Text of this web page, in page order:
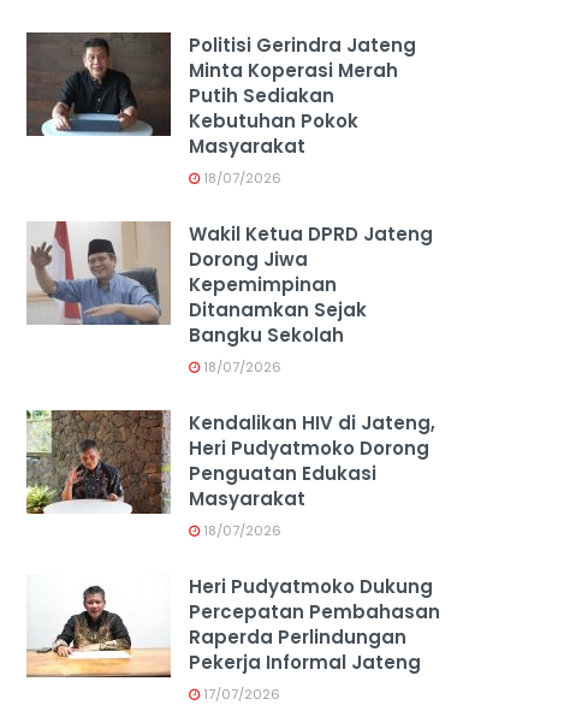
Politisi Gerindra Jateng
Minta Koperasi Merah
Putih Sediakan
Kebutuhan Pokok
Masyarakat
18/07/2026
Wakil Ketua DPRD Jateng
Dorong Jiwa
Kepemimpinan
Ditanamkan Sejak
Bangku Sekolah
18/07/2026
Kendalikan HIV di Jateng,
Heri Pudyatmoko Dorong
Penguatan Edukasi
Masyarakat
18/07/2026
Heri Pudyatmoko Dukung
Percepatan Pembahasan
Raperda Perlindungan
Pekerja Informal Jateng
17/07/2026